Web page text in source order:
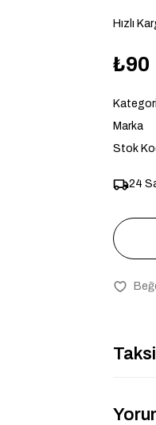
Hızlı
₺90
Kategori
Marka
Stok
24